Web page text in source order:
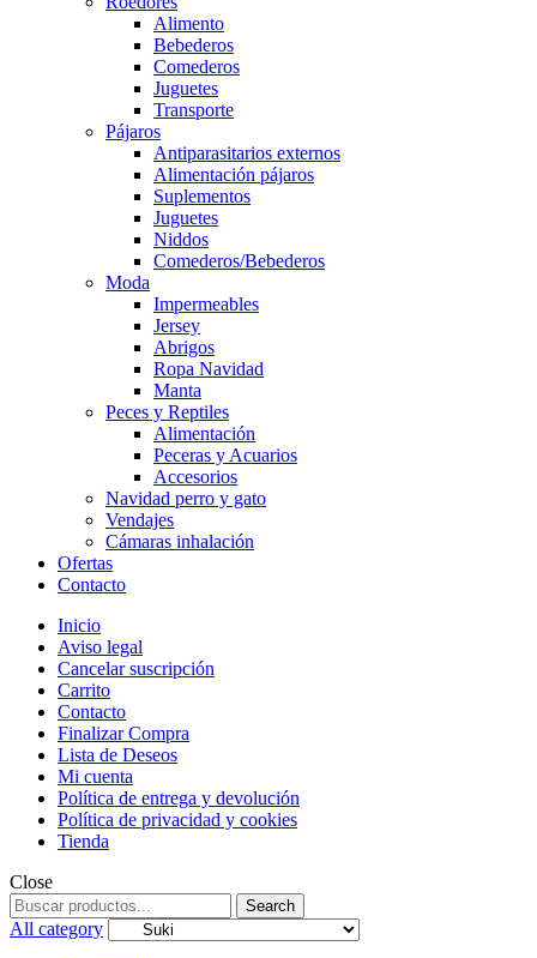
Alimento
Bebederos
Comederos
Juguetes
Transporte
Pájaros
Antiparasitarios externos
Alimentación pájaros
Suplementos
Juguetes
Niddos
Comederos/Bebederos
Moda
Impermeables
Jersey
Abrigos
Ropa Navidad
Manta
Peces y Reptiles
Alimentación
Peceras y Acuarios
Accesorios
Navidad perro y gato
Vendajes
Cámaras inhalación
Ofertas
Contacto
Inicio
Aviso legal
Cancelar suscripción
Carrito
Contacto
Finalizar Compra
Lista de Deseos
Mi cuenta
Política de entrega y devolución
Política de privacidad y cookies
Tienda
Close
Search
for:
Search
All category